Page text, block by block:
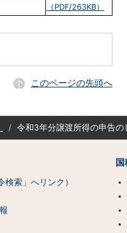
（PDF/263KB）
このページの先頭へ
令和3年分譲渡所得の申告の
索」へリンク）